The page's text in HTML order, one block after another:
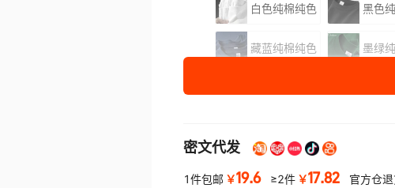
白色纯棉纯色 黑色
藏蓝纯棉纯色 墨绿
L
XL
密文代发
1件包邮 ￥19.6 ≥2件 ￥17.82 官方仓